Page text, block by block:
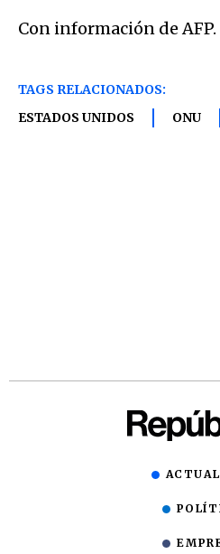
Con información de AFP.
TAGS RELACIONADOS:
ESTADOS UNIDOS
ONU